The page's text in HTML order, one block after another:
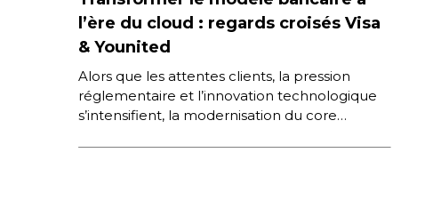
l’ère du cloud : regards croisés Visa
& Younited
Alors que les attentes clients, la pression
réglementaire et l’innovation technologique
s’intensifient, la modernisation du core